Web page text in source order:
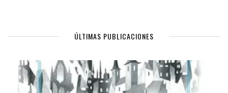
ÚLTIMAS PUBLICACIONES